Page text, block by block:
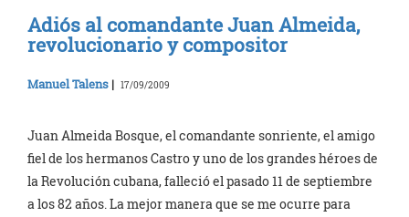
Adiós al comandante Juan Almeida,
revolucionario y compositor
Manuel Talens | 17/09/2009
Juan Almeida Bosque, el comandante sonriente, el amigo
fiel de los hermanos Castro y uno de los grandes héroes de
la Revolución cubana, falleció el pasado 11 de septiembre
a los 82 años. La mejor manera que se me ocurre para